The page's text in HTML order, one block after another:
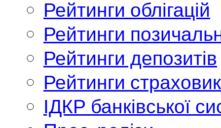
Рейтинги облігацій
Рейтинги
Рейтинги депозитів
Рейтинги
ІДКР банківської